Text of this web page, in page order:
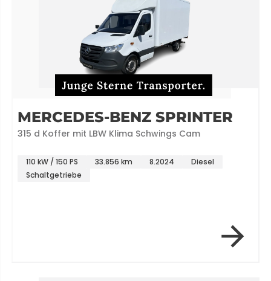
MERCEDES-BENZ SPRINTER
315 d Koffer mit LBW Klima Schwings Cam
110 kW / 150 PS 33.856 km 8.2024
Diesel
Schaltgetriebe